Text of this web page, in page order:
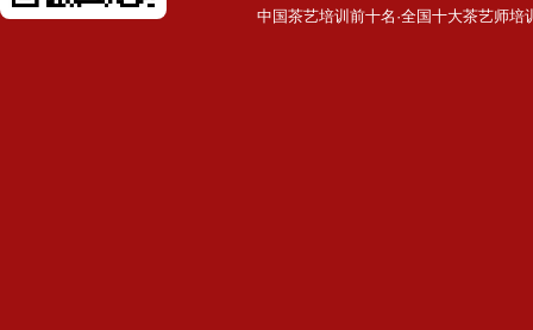
中国茶艺培训前十名·全国十大茶艺师培